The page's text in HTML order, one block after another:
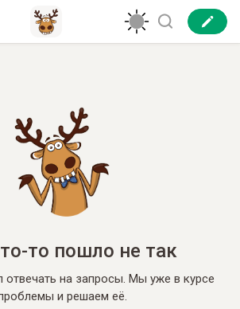
то пошло не так
отвечать на запросы. Мы уже в курсе
и решаем её.